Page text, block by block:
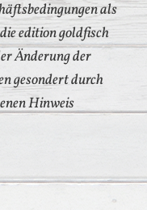
als
edition goldfisch
Änderung der
gesondert durch
Hinweis